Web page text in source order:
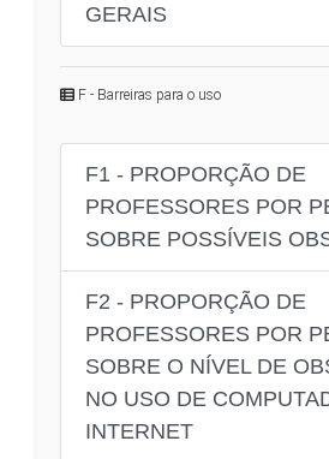
GERAIS
F - Barreiras para o uso
F1 - PROPORÇÃO DE
PROFESSORES POR
SOBRE POSSÍVEIS
F2 - PROPORÇÃO DE
PROFESSORES POR
SOBRE O NÍVEL DE
NO USO DE
INTERNET